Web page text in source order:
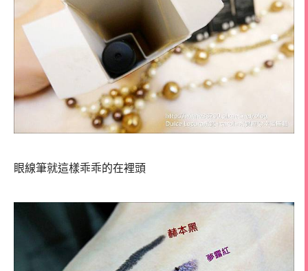
眼線筆就這樣乖乖的在裡頭